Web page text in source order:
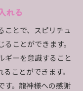
れる
ことで、スピリチュ
ことができます。
ギーを意識すること
ことができます。
す。龍神様への感謝